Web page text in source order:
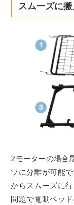
スムーズに
2モーターの場合
ツに分離が可能
からスムーズに
問題で電動ベッ